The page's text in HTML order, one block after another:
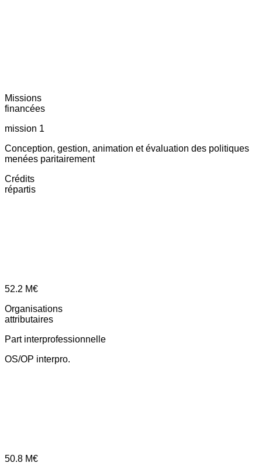
Missions
financées
mission 1
Conception, gestion, animation et évaluation des politiques
menées paritairement
Crédits
répartis
52.2 M€
Organisations
attributaires
Part interprofessionnelle
OS/OP interpro.
50.8 M€